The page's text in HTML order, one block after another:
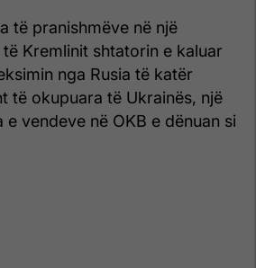
të pranishmëve në një
Kremlinit shtatorin e kaluar
nga Rusia të katër
të okupuara të Ukrainës, një
e vendeve në OKB e dënuan si